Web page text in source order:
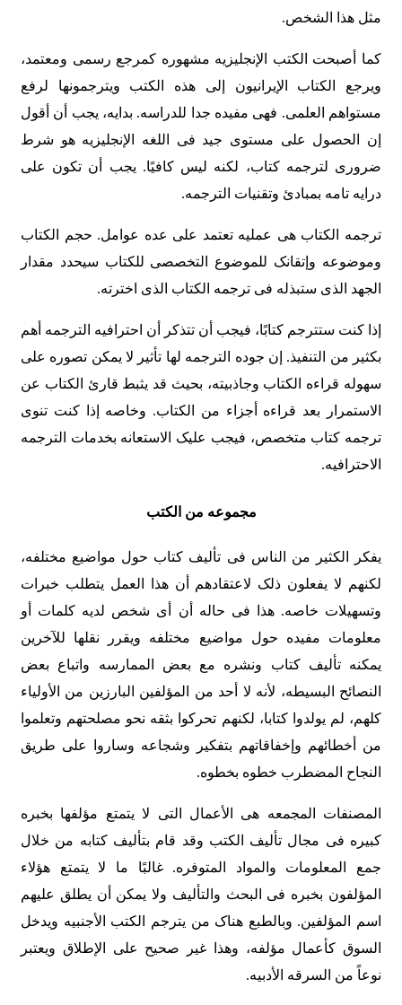
مثل هذا الشخص.
کما أصبحت الکتب الإنجلیزیه مشهوره کمرجع رسمی ومعتمد،
ویرجع الکتاب الإیرانیون إلى هذه الکتب ویترجمونها لرفع
مستواهم العلمی. فهی مفیده جدا للدراسه. بدایه، یجب أن أقول
إن الحصول على مستوى جید فی اللغه الإنجلیزیه هو شرط
ضروری لترجمه کتاب، لکنه لیس کافیًا. یجب أن تکون على
درایه تامه بمبادئ وتقنیات الترجمه.
ترجمه الکتاب هی عملیه تعتمد على عده عوامل. حجم الکتاب
وموضوعه وإتقانک للموضوع التخصصی للکتاب سیحدد مقدار
الجهد الذی ستبذله فی ترجمه الکتاب الذی اخترته.
إذا کنت ستترجم کتابًا، فیجب أن تتذکر أن احترافیه الترجمه أهم
بکثیر من التنفیذ. إن جوده الترجمه لها تأثیر لا یمکن تصوره على
سهوله قراءه الکتاب وجاذبیته، بحیث قد یثبط قارئ الکتاب عن
الاستمرار بعد قراءه أجزاء من الکتاب. وخاصه إذا کنت تنوی
ترجمه کتاب متخصص، فیجب علیک الاستعانه بخدمات الترجمه
الاحترافیه.
مجموعه من الکتب
یفکر الکثیر من الناس فی تألیف کتاب حول مواضیع مختلفه،
لکنهم لا یفعلون ذلک لاعتقادهم أن هذا العمل یتطلب خبرات
وتسهیلات خاصه. هذا فی حاله أن أی شخص لدیه کلمات أو
معلومات مفیده حول مواضیع مختلفه ویقرر نقلها للآخرین
یمکنه تألیف کتاب ونشره مع بعض الممارسه واتباع بعض
النصائح البسیطه، لأنه لا أحد من المؤلفین البارزین من الأولیاء
کلهم، لم یولدوا کتابا، لکنهم تحرکوا بثقه نحو مصلحتهم وتعلموا
من أخطائهم وإخفاقاتهم بتفکیر وشجاعه وساروا على طریق
النجاح المضطرب خطوه بخطوه.
المصنفات المجمعه هی الأعمال التی لا یتمتع مؤلفها بخبره
کبیره فی مجال تألیف الکتب وقد قام بتألیف کتابه من خلال
جمع المعلومات والمواد المتوفره. غالبًا ما لا یتمتع هؤلاء
المؤلفون بخبره فی البحث والتألیف ولا یمکن أن یطلق علیهم
اسم المؤلفین. وبالطبع هناک من یترجم الکتب الأجنبیه ویدخل
السوق کأعمال مؤلفه، وهذا غیر صحیح على الإطلاق ویعتبر
نوعاً من السرقه الأدبیه.